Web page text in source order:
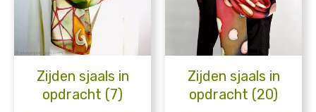
Zijden sjaals in
opdracht (7)
Zijden sjaals in
opdracht (20)